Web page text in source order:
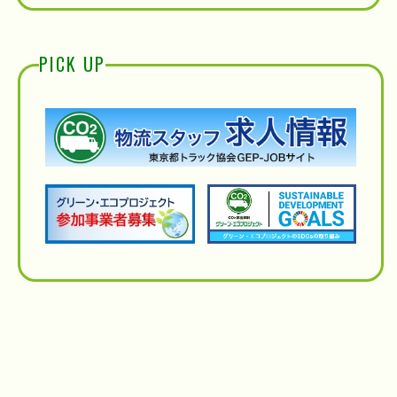
PICK UP